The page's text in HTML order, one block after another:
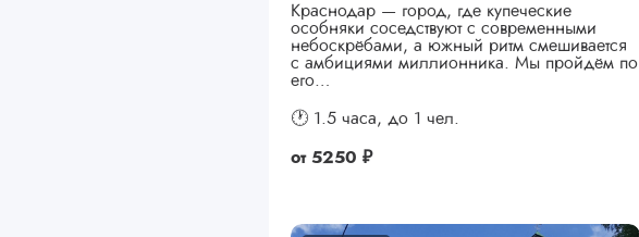
Краснодар — город, где купеческие
особняки соседствуют с современными
небоскрёбами, а южный ритм смешивается
с амбициями миллионника. Мы пройдём по
его…
🕐 1.5 часа, до 1 чел.
от 5250 ₽